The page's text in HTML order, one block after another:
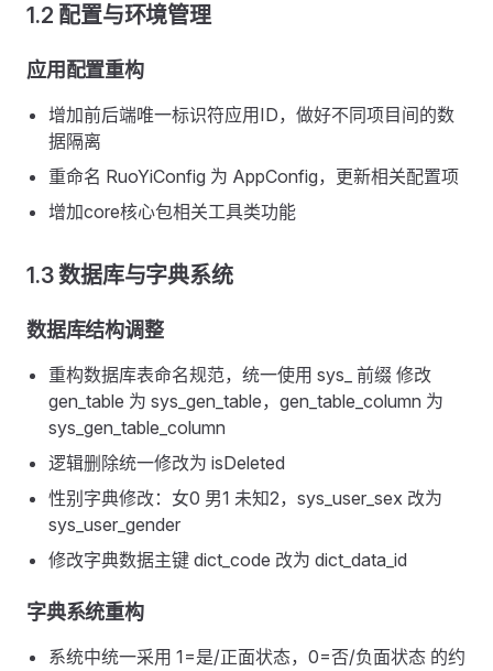
1.2 配置与环境管理
应用配置重构
增加前后端唯一标识符应用ID，做好不同项目间的数
据隔离
重命名 RuoYiConfig 为 AppConfig，更新相关配置项
增加core核心包相关工具类功能
1.3 数据库与字典系统
数据库结构调整
重构数据库表命名规范，统一使用 sys_ 前缀 修改
gen_table 为 sys_gen_table，gen_table_column 为
sys_gen_table_column
逻辑删除统一修改为 isDeleted
性别字典修改：女0 男1 未知2，sys_user_sex 改为
sys_user_gender
修改字典数据主键 dict_code 改为 dict_data_id
字典系统重构
系统中统一采用 1=是/正面状态，0=否/负面状态 的约